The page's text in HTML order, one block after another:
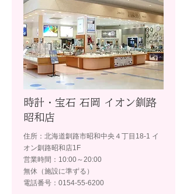
時計・宝石 石岡 イオン釧路
昭和店
住所：北海道釧路市昭和中央４丁目18-1 イ
オン釧路昭和店1F
営業時間：10:00～20:00
無休（施設に準ずる）
電話番号：0154-55-6200